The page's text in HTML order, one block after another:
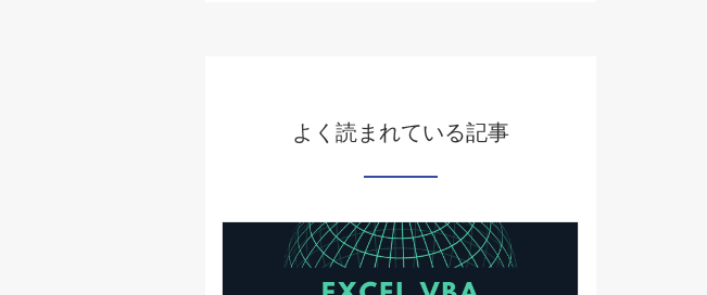
よく読まれている記事